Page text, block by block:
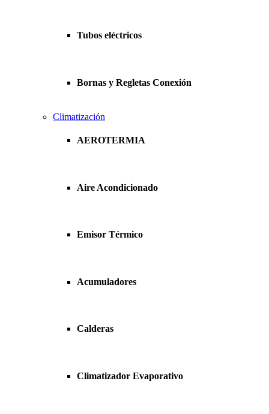
Tubos eléctricos
Bornas y Regletas Conexión
Climatización
AEROTERMIA
Aire Acondicionado
Emisor Térmico
Acumuladores
Calderas
Climatizador Evaporativo